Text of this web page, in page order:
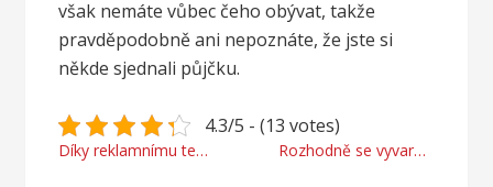
však nemáte vůbec čeho obývat, takže
pravděpodobně ani nepoznáte, že jste si
někde sjednali půjčku.
4.3/5 - (13 votes)
Navigace
Díky reklamnímu textilu bude jasné, s čím se ztotožňujete Rozhodně se vyvarujte hladovění